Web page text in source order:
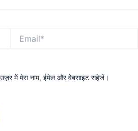
में मेरा नाम, ईमेल और वेबसाइट सहेजें।